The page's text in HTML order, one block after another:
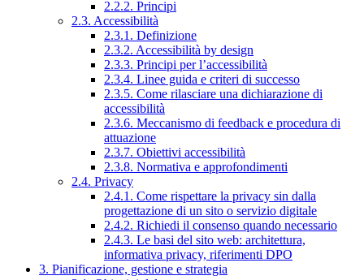
2.2.2. Principi
2.3. Accessibilità
2.3.1. Definizione
2.3.2. Accessibilità by design
2.3.3. Principi per l’accessibilità
2.3.4. Linee guida e criteri di successo
2.3.5. Come rilasciare una dichiarazione di
accessibilità
2.3.6. Meccanismo di feedback e procedura di
attuazione
2.3.7. Obiettivi accessibilità
2.3.8. Normativa e approfondimenti
2.4. Privacy
2.4.1. Come rispettare la privacy sin dalla
progettazione di un sito o servizio digitale
2.4.2. Richiedi il consenso quando necessario
2.4.3. Le basi del sito web: architettura,
informativa privacy, riferimenti DPO
3. Pianificazione, gestione e strategia